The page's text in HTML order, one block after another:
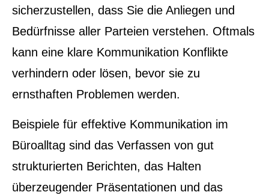
sicherzustellen, dass Sie die Anliegen und
Bedürfnisse aller Parteien verstehen. Oftmals
kann eine klare Kommunikation Konflikte
verhindern oder lösen, bevor sie zu
ernsthaften Problemen werden.
Beispiele für effektive Kommunikation im
Büroalltag sind das Verfassen von gut
strukturierten Berichten, das Halten
überzeugender Präsentationen und das